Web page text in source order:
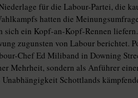
für die Labour-Partei, die
hatten die
sich ein Kopf-an-Kopf-Rennen
zugunsten von Labour berichtet.
Chef Ed Miliband in Downing
Mehrheit, sondern als Anführer
Schottlands